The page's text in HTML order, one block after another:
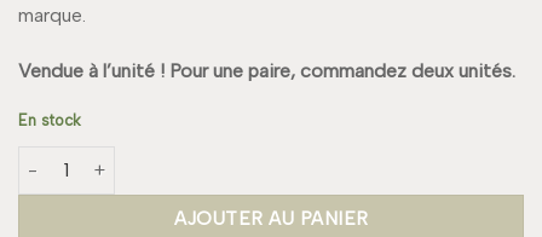
marque.
Vendue à l’unité ! Pour une paire, commandez deux unités.
En stock
AJOUTER AU PANIER